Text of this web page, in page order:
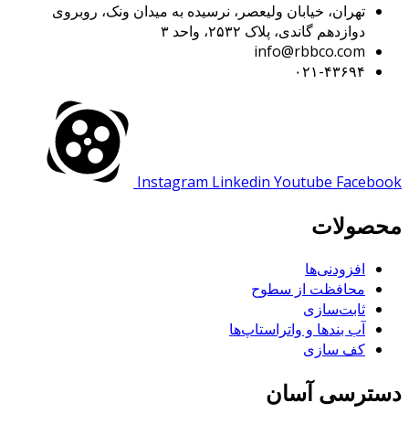
تهران، خیابان ولیعصر، نرسیده به میدان ونک، روبروی
دوازدهم گاندی، پلاک ۲۵۳۲، واحد ۳
info@rbbco.com
۰۲۱-۴۳۶۹۴
Instagram Linkedin Youtube Facebook
محصولات
افزودنی‌ها
محافظت از سطوح
ثابت‌سازی
آب بندها و واتراستاپ‌ها
کف سازی
دسترسی آسان